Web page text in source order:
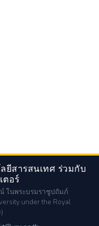
ยีสารสนเทศ ร่วมกับ
ตอร์
ในพระบรมราชูปถัมภ์
under the Royal